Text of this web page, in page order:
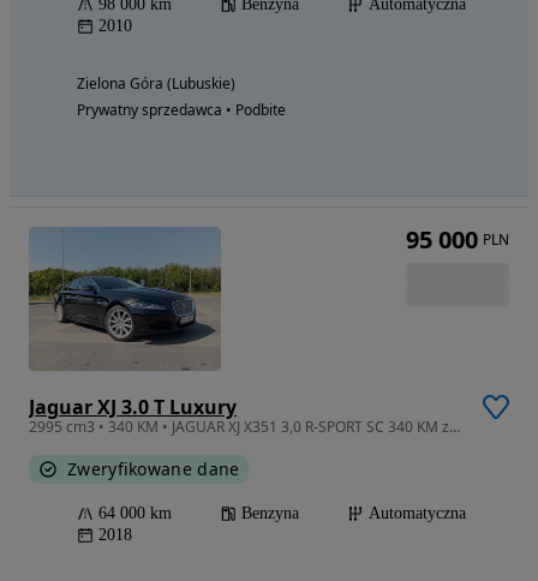
98 000 km Benzyna
Automatyczna
2010
Zielona Góra (Lubuskie)
Prywatny sprzedawca • Podbite
Jaguar XJ 3.0 T Luxury
2995 cm3 • 340 KM • JAGUAR XJ X351 3,0 R-SPORT SC 340 KM zarejestrowany stan bdb
Zweryfikowane dane
64 000 km Benzyna
Automatyczna
2018
95 000 PLN